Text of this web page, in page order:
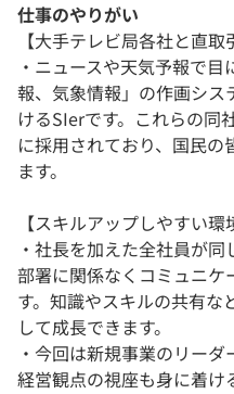
仕事のやりがい
【大手テレビ局各社と直取
・ニュースや天気予報で
報、気象情報」の作画シ
けるSIerです。これらの同
に採用されており、国民
ます。
【スキルアップしやすい環
・社長を加えた全社員が
部署に関係なくコミュニ
す。知識やスキルの共有な
して成長できます。
・今回は新規事業のリー
経営観点の視座も身に着け